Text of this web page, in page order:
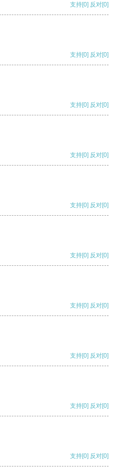
支持[0] 反对[0]
支持[0] 反对[0]
支持[0] 反对[0]
支持[0] 反对[0]
支持[0] 反对[0]
支持[0] 反对[0]
支持[0] 反对[0]
支持[0] 反对[0]
支持[0] 反对[0]
支持[0] 反对[0]